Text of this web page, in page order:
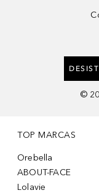
©
TOP MARCAS
Orebella
ABOUT-FACE
Lolavie